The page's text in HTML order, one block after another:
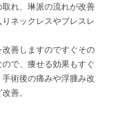
れ、琳派の流れが改善
ネックレスやブレスレ
善しますのですぐその
で、痩せる効果もすぐ
術後の痛みや浮腫み改
善。